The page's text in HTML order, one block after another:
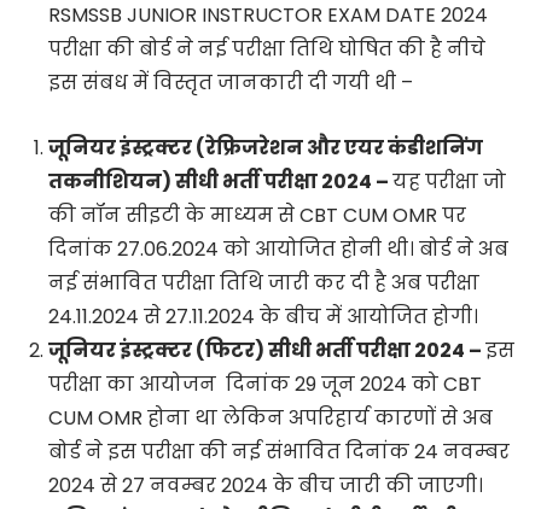
RSMSSB JUNIOR INSTRUCTOR EXAM DATE 2024
परीक्षा की बोर्ड ने नई परीक्षा तिथि घोषित की है नीचे
इस संबध में विस्तृत जानकारी दी गयी थी –
जूनियर इंस्ट्रक्टर (रेफ्रिजरेशन और एयर कंडीशनिंग
तकनीशियन) सीधी भर्ती परीक्षा 2024 –यह परीक्षा जो
की नॉन सीइटी के माध्यम से CBT CUM OMR पर
दिनांक 27.06.2024 को आयोजित होनी थी। बोर्ड ने अब
नई संभावित परीक्षा तिथि जारी कर दी है अब परीक्षा
24.11.2024 से 27.11.2024 के बीच में आयोजित होगी।
जूनियर इंस्ट्रक्टर (फिटर) सीधी भर्ती परीक्षा 2024 –इस
परीक्षा का आयोजन दिनांक 29 जून 2024 को CBT
CUM OMR होना था लेकिन अपरिहार्य कारणों से अब
बोर्ड ने इस परीक्षा की नई संभावित दिनांक 24 नवम्बर
2024 से 27 नवम्बर 2024 के बीच जारी की जाएगी।